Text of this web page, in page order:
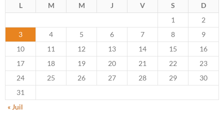
L M M J V S
D
1
2
3
4 5 6 7 8
9
10
11 12 13 14 15
16
17
18 19 20 21 22
23
24
25 26 27 28 29
30
31
« Juil